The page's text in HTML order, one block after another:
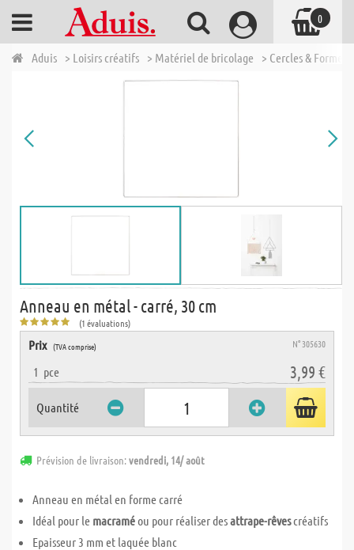
Aduis > Loisirs créatifs > Matériel de bricolage > Cercles & Formes
Anneau en métal - carré, 30 cm
(1 évaluations)
Prix (TVA comprise) N° 305630
1 pce 3,99 €
Quantité
Prévision de livraison:vendredi, 14/ août
Anneau en métal en forme carré
Idéal pour le macraméou pour réaliser desattrape-rêvescréatifs
Epaisseur 3 mm et laquée blanc
0